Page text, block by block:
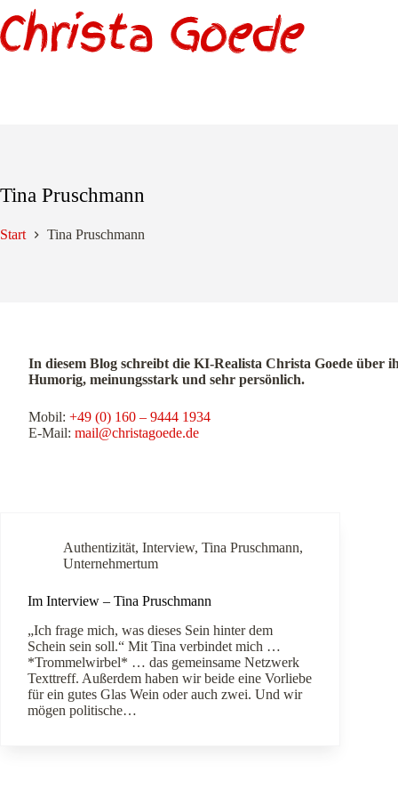
Inhalt
springen
Tina Pruschmann
Start Tina Pruschmann
In diesem Blog schreibt die KI-Realista Christa Goede über
Humorig, meinungsstark und sehr persönlich.
Mobil: +49 (0) 160 – 9444 1934
E-Mail: mail@christagoede.de
Authentizität, Interview, Tina Pruschmann,
Unternehmertum
Im Interview – Tina Pruschmann
„Ich frage mich, was dieses Sein hinter dem
Schein sein soll.“ Mit Tina verbindet mich …
*Trommelwirbel* … das gemeinsame Netzwerk
Texttreff. Außerdem haben wir beide eine Vorliebe
für ein gutes Glas Wein oder auch zwei. Und wir
mögen politische…